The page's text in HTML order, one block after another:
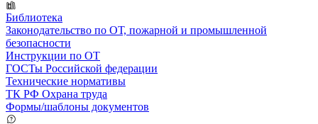
Библиотека
Законодательство по ОТ, пожарной и промышленной
безопасности
Инструкции по ОТ
ГОСТы Российской федерации
Технические нормативы
ТК РФ Охрана труда
Формы/шаблоны документов